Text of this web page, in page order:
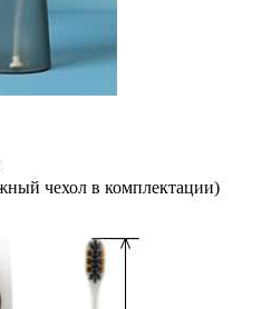
чехол в комплектации)